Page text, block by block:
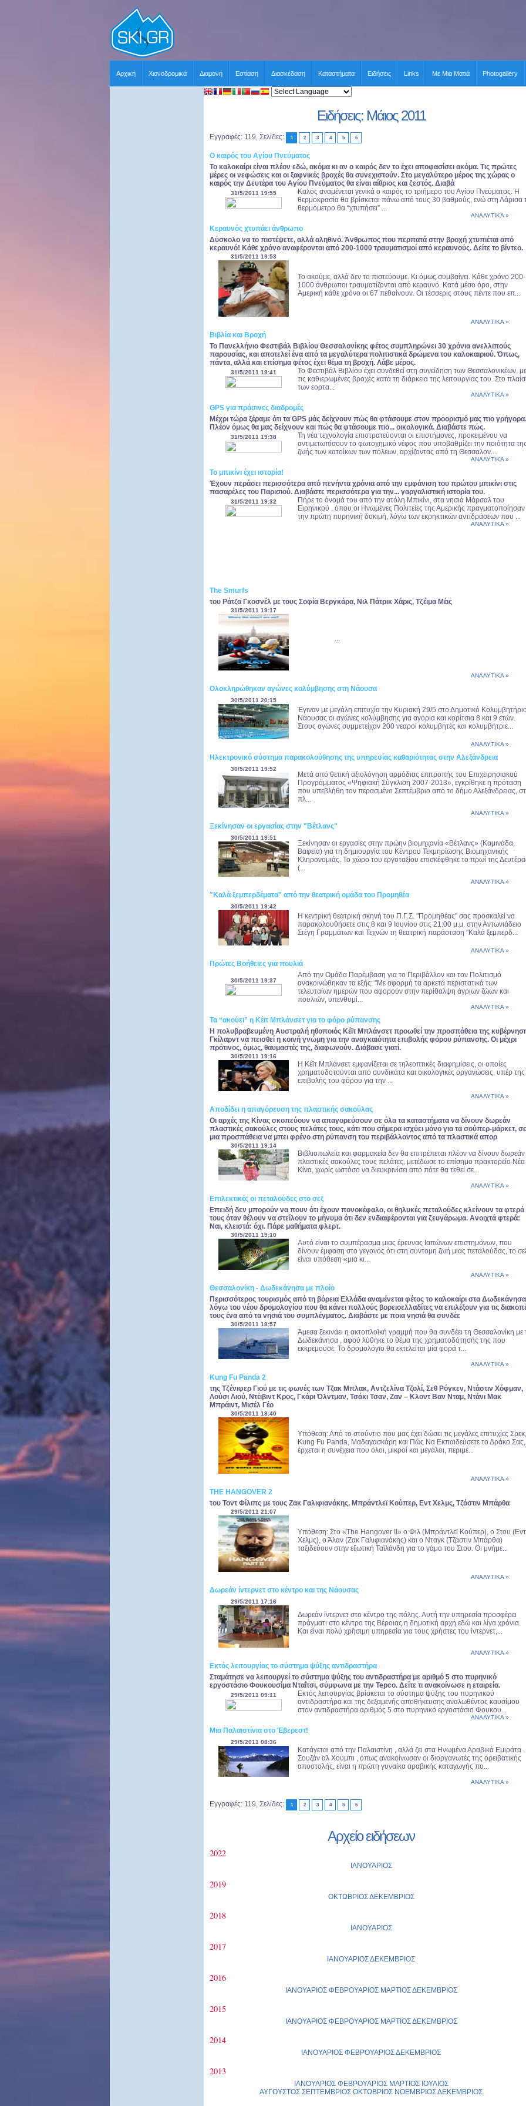
Αρχική Χιονοδρομικά Διαμονή Εστίαση Διασκέδαση Καταστήματα Ειδήσεις Links Με Μια Ματιά Photogallery
Ειδήσεις: Μάιος 2011
Εγγραφές: 119, Σελίδες: 1 2 3 4 5 6
Ο καιρός του Αγίου Πνεύματος
Το καλοκαίρι είναι πλέον εδώ, ακόμα κι αν ο καιρός δεν το έχει αποφασίσει ακόμα. Τις πρώτες
μέρες οι νεφώσεις και οι ξαφνικές βροχές θα συνεχιστούν. Στο μεγαλύτερο μέρος της χώρας ο
καιρός την Δευτέρα του Αγίου Πνεύματος θα είναι αίθριος και ζεστός. Διαβά
31/5/2011 19:55
Καλός αναμένεται γενικά ο καιρός το τριήμερο του Αγίου Πνεύματος. Η
θερμοκρασία θα βρίσκεται πάνω από τους 30 βαθμούς, ενώ στη Λάρισα
θερμόμετρο θα “χτυπήσει” ...
ΑΝΑΛΥΤΙΚΑ »
Κεραυνός χτυπάει άνθρωπο
Δύσκολο να το πιστέψετε, αλλά αληθινό. Άνθρωπος που περπατά στην βροχή χτυπιέται από
κεραυνό! Κάθε χρόνο αναφέρονται από 200-1000 τραυματισμοί από κεραυνούς. Δείτε το βίντεο.
31/5/2011 19:53
Το ακούμε, αλλά δεν το πιστεύουμε. Κι όμως συμβαίνει. Κάθε χρόνο 200-
1000 άνθρωποι τραυματίζονται από κεραυνό. Κατά μέσο όρο, στην
Αμερική κάθε χρόνο οι 67 πεθαίνουν. Οι τέσσερις στους πέντε που επ...
ΑΝΑΛΥΤΙΚΑ »
Βιβλία και Βροχή
Το Πανελλήνιο Φεστιβάλ Βιβλίου Θεσσαλονίκης φέτος συμπληρώνει 30 χρόνια ανελλιπούς
παρουσίας, και αποτελεί ένα από τα μεγαλύτερα πολιτιστικά δρώμενα του καλοκαιριού. Όπως,
πάντα, αλλά και επίσημα φέτος έχει θέμα τη βροχή. Λάβε μέρος.
31/5/2011 19:41
Το Φεστιβάλ Βιβλίου έχει συνδεθεί στη συνείδηση των Θεσσαλονικέων, με
τις καθιερωμένες βροχές κατά τη διάρκεια της λειτουργίας του. Στo
των εορτα...
ΑΝΑΛΥΤΙΚΑ »
GPS για πράσινες διαδρομές
Μέχρι τώρα ξέραμε ότι τα GPS μάς δείχνουν πώς θα φτάσουμε στον προορισμό μας πιο γρήγορα.
Πλέον όμως θα μας δείχνουν και πώς θα φτάσουμε πιο... οικολογικά. Διαβάστε πώς.
31/5/2011 19:38
Τη νέα τεχνολογία επιστρατεύονται οι επιστήμονες, προκειμένου να
αντιμετωπίσουν το φωτοχημικό νέφος που υποβαθμίζει την ποιότητα
ζωής των κατοίκων των πόλεων, αρχίζοντας από τη Θεσσαλον...
ΑΝΑΛΥΤΙΚΑ »
To μπικίνι έχει ιστορία!
Έχουν περάσει περισσότερα από πενήντα χρόνια από την εμφάνιση του πρώτου μπικίνι στις
πασαρέλες του Παρισιού. Διαβάστε περισσότερα για την... γαργαλιστική ιστορία του.
31/5/2011 19:32
Πήρε το όνομά του από την ατόλη Μπικίνι, στα νησιά Μάρσαλ του
Ειρηνικού , όπου οι Ηνωμένες Πολιτείες της Αμερικής πραγματοποίησαν
την πρώτη πυρηνική δοκιμή, λόγω των εκρηκτικών αντιδράσεων που ...
ΑΝΑΛΥΤΙΚΑ »
The Smurfs
του Ράτζα Γκοσνέλ με τους Σοφία Βεργκάρα, Νιλ Πάτρικ Χάρις, Τζέιμα Μέις
31/5/2011 19:17
...
ΑΝΑΛΥΤΙΚΑ »
Ολοκληρώθηκαν αγώνες κολύμβησης στη Νάουσα
30/5/2011 20:15
Έγιναν με μεγάλη επιτυχία την Κυριακή 29/5 στο Δημοτικό
Νάουσας οι αγώνες κολύμβησης για αγόρια και κορίτσια 8 και 9 ετών.
Στους αγώνες συμμετείχαν 200 νεαροί κολυμβητές και κολυμβήτριε...
ΑΝΑΛΥΤΙΚΑ »
Ηλεκτρονικό σύστημα παρακολούθησης της υπηρεσίας καθαριότητας στην Αλεξάνδρεια
30/5/2011 19:52
Μετά από θετική αξιολόγηση αρμόδιας επιτροπής του Επιχειρησιακού
Προγράμματος «Ψηφιακή Σύγκλιση 2007-2013», εγκρίθηκε η πρόταση
που υπεβλήθη τον περασμένο Σεπτέμβριο από το δήμο Αλεξάνδρειας,
πλ...
ΑΝΑΛΥΤΙΚΑ »
Ξεκίνησαν οι εργασίας στην "Βέτλανς"
30/5/2011 19:51
Ξεκίνησαν οι εργασίες στην πρώην βιομηχανία «Βέτλανς» (Καμινάδα,
Βαφεία) για τη δημιουργία του Κέντρου Τεκμηρίωσης Βιομηχανικής
Κληρονομιάς. Το χώρο του εργοταξίου επισκέφθηκε το πρωί της
(...
ΑΝΑΛΥΤΙΚΑ »
"Καλά ξεμπερδέματα" από την θεατρική ομάδα του Προμηθέα
30/5/2011 19:42
Η κεντρική θεατρική σκηνή του Π.Γ.Σ. "Προμηθέας" σας προσκαλεί να
παρακολουθήσετε στις 8 και 9 Ιουνίου στις 21:00 μ.μ. στην Αντωνιάδειο
Στέγη Γραμμάτων και Τεχνών τη θεατρική παράσταση "Καλά ξεμπερδ...
ΑΝΑΛΥΤΙΚΑ »
Πρώτες Βοήθειες για πουλιά
30/5/2011 19:37
Από την Ομάδα Παρέμβαση για το Περιβάλλον και τον Πολιτισμό
ανακοινώθηκαν τα εξής: "Με αφορμή τα αρκετά περιστατικά των
τελευταίων ημερών που αφορούν στην περίθαλψη άγριων ζώων και
πουλιών, υπενθυμί...
ΑΝΑΛΥΤΙΚΑ »
Τα “ακούει” η Κέιτ Μπλάνσετ για το φόρο ρύπανσης
Η πολυβραβευμένη Αυστραλή ηθοποιός Κέϊτ Μπλάνσετ προωθεί την προσπάθεια της
Γκίλαρντ να πεισθεί η κοινή γνώμη για την αναγκαιότητα επιβολής φόρου ρύπανσης. Οι μέχρι
πρότινος, όμως, θαυμαστές της, διαφωνούν. Διάβασε γιατί.
30/5/2011 19:16
Η Κέϊτ Μπλάνσετ εμφανίζεται σε τηλεοπτικές διαφημίσεις, οι οποίες
χρηματοδοτούνται από συνδικάτα και οικολογικές οργανώσεις, υπέρ της
επιβολής του φόρου για την ...
ΑΝΑΛΥΤΙΚΑ »
Αποδίδει η απαγόρευση της πλαστικής σακούλας
Οι αρχές της Κίνας σκοπεύουν να απαγορεύσουν σε όλα τα καταστήματα να δίνουν δωρεάν
πλαστικές σακούλες στους πελάτες τους, κάτι που σήμερα ισχύει μόνο για τα σούπερ-μάρκετ, σε
μια προσπάθεια να μπει φρένο στη ρύπανση του περιβάλλοντος από τα πλαστικά απορ
30/5/2011 19:14
Βιβλιοπωλεία και φαρμακεία δεν θα επιτρέπεται πλέον να δίνουν δωρεάν
πλαστικές σακούλες τους πελάτες, μετέδωσε το επίσημο πρακτορείο Νέα
Κίνα, χωρίς ωστόσο να διευκρινίσει από πότε θα τεθεί σε...
ΑΝΑΛΥΤΙΚΑ »
Επιλεκτικές οι πεταλούδες στο σεξ
Επειδή δεν μπορούν να πουν ότι έχουν πονοκέφαλο, οι θηλυκές πεταλούδες κλείνουν τα φτερά
τους όταν θέλουν να στείλουν το μήνυμα ότι δεν ενδιαφέρονται για ζευγάρωμα. Ανοιχτά φτερά:
Ναι, κλειστά: όχι. Πάρε μαθήματα φλερτ.
30/5/2011 19:10
Αυτό είναι το συμπέρασμα μιας έρευνας Ιαπώνων επιστημόνων, που
δίνουν έμφαση στο γεγονός ότι στη σύντομη ζωή μιας πεταλούδας, το
είναι υπόθεση «μια κι...
ΑΝΑΛΥΤΙΚΑ »
Θεσσαλονίκη - Δωδεκάνησα με πλοίο
Περισσότερος τουρισμός από τη βόρεια Ελλάδα αναμένεται φέτος το καλοκαίρι στα
λόγω του νέου δρομολογίου που θα κάνει πολλούς βορειοελλαδίτες να επιλέξουν για τις
τους ένα από τα νησιά του συμπλέγματος. Διαβάστε με ποια νησιά θα συνδέε
30/5/2011 18:57
Άμεσα ξεκινάει η ακτοπλοϊκή γραμμή που θα συνδέει τη Θεσσαλονίκη με
Δωδεκάνησα , αφού λύθηκε το θέμα της χρηματοδότησής της που
εκκρεμούσε. Το δρομολόγιο θα εκτελείται μία φορά τ...
ΑΝΑΛΥΤΙΚΑ »
Kung Fu Panda 2
της Τζένιφερ Γιού με τις φωνές των Τζακ Μπλακ, Αντζελίνα Τζολί, Σεθ Ρόγκεν, Ντάστιν Χόφμαν,
Λούσι Λιού, Ντέιβιντ Κρος, Γκάρι Όλντμαν, Τσάκι Τσαν, Ζαν – Κλοντ Βαν Νταμ, Ντάνι Μακ
Μπράιντ, Μισέλ Γέο
30/5/2011 18:40
Υπόθεση: Από το στούντιο που μας έχει δώσει τις μεγάλες επιτυχίες Σρεκ,
Kung Fu Panda, Μαδαγασκάρη και Πώς Να Εκπαιδεύσετε το Δράκο Σας,
έρχεται η συνέχεια που όλοι, μικροί και μεγάλοι, περιμέ...
ΑΝΑΛΥΤΙΚΑ »
THE HANGOVER 2
του Τοντ Φίλιπς με τους Ζακ Γαλιφιανάκης, Μπράντλεϊ Κούπερ, Εντ Χελμς, Τζάστιν Μπάρθα
29/5/2011 21:07
Υπόθεση: Στο «Τhe Hangover ΙΙ» ο Φιλ (Μπράντλεϊ Κούπερ), o Στου (Εντ
Χελμς), ο Άλαν (Ζακ Γαλιφιανάκης) και ο Νταγκ (Τζάστιν Μπάρθα)
ταξιδεύουν στην εξωτική Ταϊλάνδη για το γάμο του Στου. Οι μνήμε...
ΑΝΑΛΥΤΙΚΑ »
Δωρεάν ίντερνετ στο κέντρο και της Νάουσας
29/5/2011 17:16
Δωρεάν ίντερνετ στο κέντρο της πόλης. Αυτή την υπηρεσία προσφέρει
πράγματι στο κέντρο της Βέροιας η δημοτική αρχή εδώ και λίγα χρόνια.
Και είναι πολύ χρήσιμη υπηρεσία για τους χρήστες του ίντερνετ,...
ΑΝΑΛΥΤΙΚΑ »
Εκτός λειτουργίας το σύστημα ψύξης αντιδραστήρα
Σταμάτησε να λειτουργεί το σύστημα ψύξης του αντιδραστήρα με αριθμό 5 στο πυρηνικό
εργοστάσιο Φουκουσίμα Νταΐτσι, σύμφωνα με την Tepco. Δείτε τι ανακοίνωσε η εταιρεία.
29/5/2011 09:11
Εκτός λειτουργίας βρίσκεται το σύστημα ψύξης του πυρηνικού
αντιδραστήρα και της δεξαμενής αποθήκευσης αναλωθέντος καυσίμου
στον αντιδραστήρα αριθμός 5 στο πυρηνικό εργοστάσιο Φουκου...
ΑΝΑΛΥΤΙΚΑ »
Μια Παλαιστίνια στο Έβερεστ!
29/5/2011 08:36
Κατάγεται από την Παλαιστίνη , αλλά ζει στα Ηνωμένα Αραβικά Εμιράτα
Σουζάν αλ Χούμπι , όπως ανακοίνωσαν οι διοργανωτές της ορειβατικής
αποστολής, είναι η πρώτη γυναίκα αραβικής καταγωγής πο...
ΑΝΑΛΥΤΙΚΑ »
Εγγραφές: 119, Σελίδες: 1 2 3 4 5 6
Αρχείο ειδήσεων
2022
ΙΑΝΟΥΑΡΙΟΣ
2019
ΟΚΤΩΒΡΙΟΣΔΕΚΕΜΒΡΙΟΣ
2018
ΙΑΝΟΥΑΡΙΟΣ
2017
ΙΑΝΟΥΑΡΙΟΣΔΕΚΕΜΒΡΙΟΣ
2016
ΙΑΝΟΥΑΡΙΟΣ ΦΕΒΡΟΥΑΡΙΟΣ ΜΑΡΤΙΟΣΔΕΚΕΜΒΡΙΟΣ
2015
ΙΑΝΟΥΑΡΙΟΣ ΦΕΒΡΟΥΑΡΙΟΣ ΜΑΡΤΙΟΣΔΕΚΕΜΒΡΙΟΣ
2014
ΙΑΝΟΥΑΡΙΟΣ ΦΕΒΡΟΥΑΡΙΟΣΔΕΚΕΜΒΡΙΟΣ
2013
ΙΑΝΟΥΑΡΙΟΣ ΦΕΒΡΟΥΑΡΙΟΣ ΜΑΡΤΙΟΣ ΙΟΥΛΙΟΣ
ΑΥΓΟΥΣΤΟΣ ΣΕΠΤΕΜΒΡΙΟΣ ΟΚΤΩΒΡΙΟΣ ΝΟΕΜΒΡΙΟΣΔΕΚΕΜΒΡΙΟΣ